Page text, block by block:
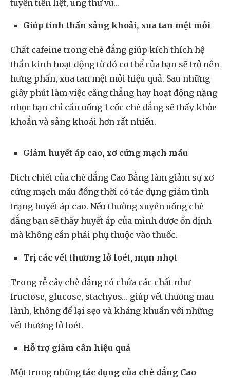
tuyến tiền liệt, ung thư vú…
Giúp tinh thần sảng khoải, xua tan mệt mỏi
Chất cafeine trong chè đắng giúp kích thích hệ
thần kinh hoạt động từ đó cơ thể của bạn sẽ trở nên
hưng phấn, xua tan mệt mỏi hiệu quả. Sau những
giây phút làm việc căng thẳng hay hoạt động nặng
nhọc bạn chỉ cần uống 1 cốc chè đắng sẽ thấy khỏe
khoắn và sảng khoái hơn rất nhiều.
Giảm huyết áp cao, xơ cứng mạch máu
Dich chiết của chè đắng Cao Bằng làm giảm sự xơ
cứng mạch máu đồng thời có tác dụng giảm tình
trạng huyết áp cao. Nếu thường xuyên uống chè
đắng bạn sẽ thấy huyết áp của mình được ổn định
mà không cần phải phụ thuộc vào thuốc.
Trị các vết thương lở loét, mụn nhọt
Trong rễ cây chè đắng có chứa các chất như
fructose, glucose, stachyos… giúp vết thương mau
lành, không để lại sẹo và kháng khuẩn với những
vết thương lở loét.
Hỗ trợ giảm cân hiệu quả
Một trong những tác dụng của chè đắng Cao